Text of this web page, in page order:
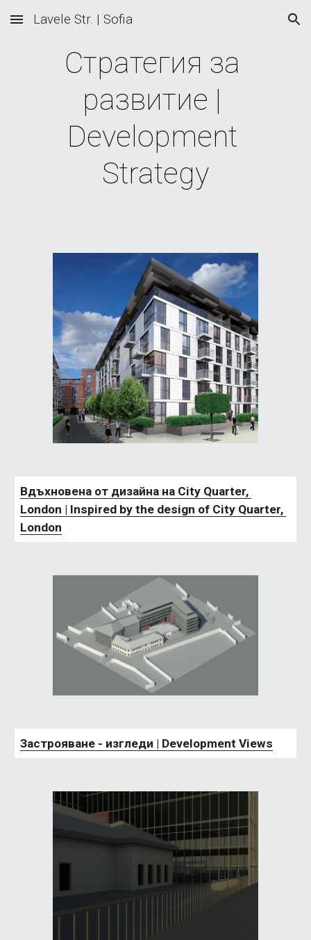
Skip to main content Skip to navigation
Lavele Str. | Sofia
Стратегия за
развитие |
Development
Strategy
Вдъхновена от дизайна на City Quarter,
London | Inspired by the design of City Quarter,
London
Застрояване - изгледи | Development Views